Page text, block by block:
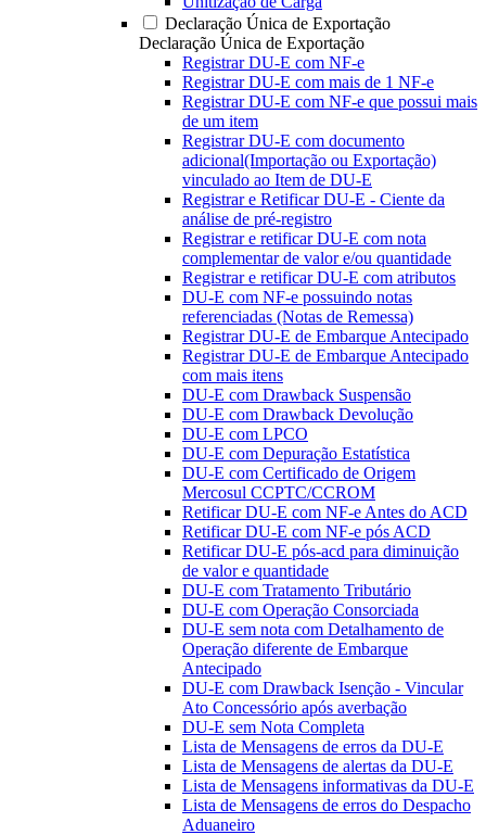
Declaração Única de Exportação
Declaração Única de Exportação
Registrar DU-E com NF-e
Registrar DU-E com mais de 1 NF-e
Registrar DU-E com NF-e que possui mais
de um item
Registrar DU-E com documento
adicional(Importação ou Exportação)
vinculado ao Item de DU-E
Registrar e Retificar DU-E - Ciente da
análise de pré-registro
Registrar e retificar DU-E com nota
complementar de valor e/ou quantidade
Registrar e retificar DU-E com atributos
DU-E com NF-e possuindo notas
referenciadas (Notas de Remessa)
Registrar DU-E de Embarque Antecipado
Registrar DU-E de Embarque Antecipado
com mais itens
DU-E com Drawback Suspensão
DU-E com Drawback Devolução
DU-E com LPCO
DU-E com Depuração Estatística
DU-E com Certificado de Origem
Mercosul CCPTC/CCROM
Retificar DU-E com NF-e Antes do ACD
Retificar DU-E com NF-e pós ACD
Retificar DU-E pós-acd para diminuição
de valor e quantidade
DU-E com Tratamento Tributário
DU-E com Operação Consorciada
DU-E sem nota com Detalhamento de
Operação diferente de Embarque
Antecipado
DU-E com Drawback Isenção - Vincular
Ato Concessório após averbação
DU-E sem Nota Completa
Lista de Mensagens de erros da DU-E
Lista de Mensagens de alertas da DU-E
Lista de Mensagens informativas da DU-E
Lista de Mensagens de erros do Despacho
Aduaneiro